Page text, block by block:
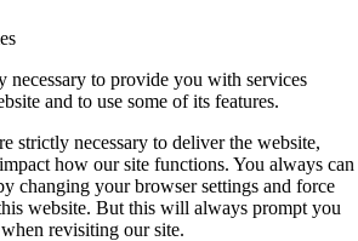
necessary to provide you with services
and to use some of its features.
strictly necessary to deliver the website,
how our site functions. You always can
changing your browser settings and force
website. But this will always prompt you
revisiting our site.